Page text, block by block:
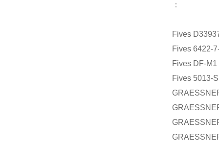
：
Fives
Fives 6422-
Fives DF-M1
Fives 5013-S